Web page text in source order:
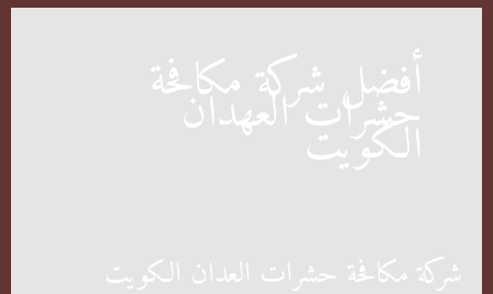
أفضل شركة مكافحة
حشرات العهدان
الكويت
شركة مكافحة حشرات العدان الكويت